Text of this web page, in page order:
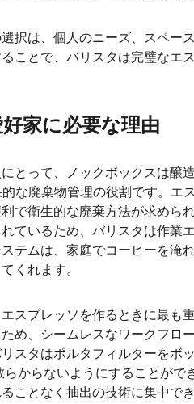
択は、個人のニーズ、スペー
ことで、バリスタは完璧なエ
家に必要な理由
とって、ノックボックスは醸
な廃棄物管理の役割です。エ
で衛生的な廃棄方法が求めら
ているため、バリスタは作業
テムは、家庭でコーヒーを淹
くれます。
スプレッソを作るときに最も
め、シームレスなワークフロ
スタはポルタフィルターをボ
からないようにすることがで
ことなく抽出の技術に集中で